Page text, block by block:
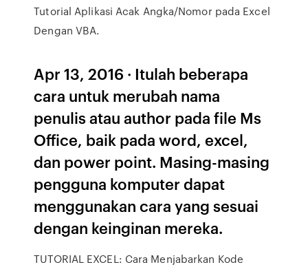
Tutorial Aplikasi Acak Angka/Nomor pada Excel
Dengan VBA.
Apr 13, 2016 · Itulah beberapa
cara untuk merubah nama
penulis atau author pada file Ms
Office, baik pada word, excel,
dan power point. Masing-masing
pengguna komputer dapat
menggunakan cara yang sesuai
dengan keinginan mereka.
TUTORIAL EXCEL: Cara Menjabarkan Kode